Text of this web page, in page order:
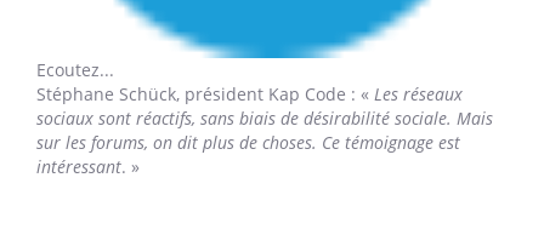
Ecoutez...
Stéphane Schück, président Kap Code : « Les réseaux
sociaux sont réactifs, sans biais de désirabilité sociale. Mais
sur les forums, on dit plus de choses. Ce témoignage est
intéressant. »